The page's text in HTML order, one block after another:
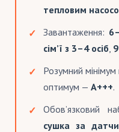
тепловим
Завантаження:
сім’ї з 3–4 осіб
Розумний
оптимум — A+++.
Обов’язковий
сушка за